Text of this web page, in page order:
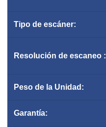
Tipo de escáner:
Resolución de escaneo :
Peso de la Unidad:
Garantía: